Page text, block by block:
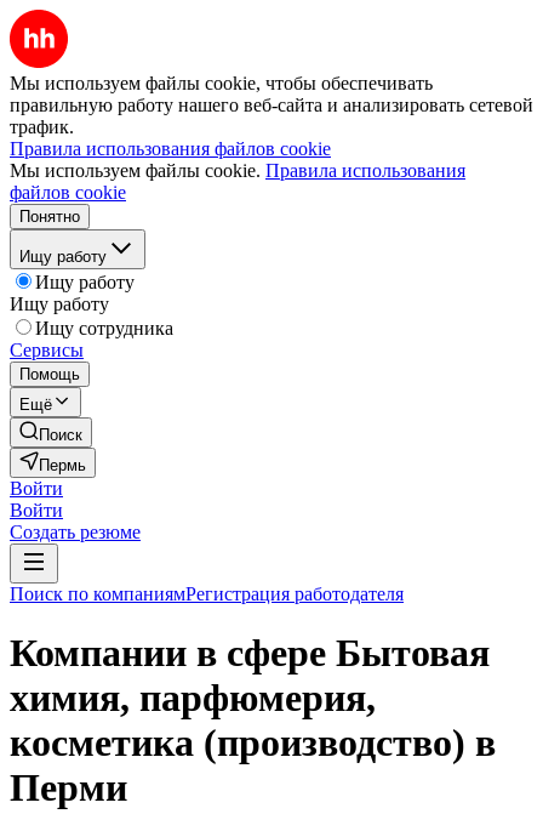
Мы используем файлы cookie, чтобы обеспечивать
правильную работу нашего веб-сайта и анализировать сетевой
трафик.
Правила использования файлов cookie
Мы используем файлы cookie. Правила использования
файлов cookie
Понятно
Ищу работу
Ищу работу
Ищу работу
Ищу сотрудника
Сервисы
Помощь
Ещё
Поиск
Пермь
Войти
Войти
Создать резюме
Поиск по компаниямРегистрация работодателя
Компании в сфере Бытовая
химия, парфюмерия,
косметика (производство) в
Перми